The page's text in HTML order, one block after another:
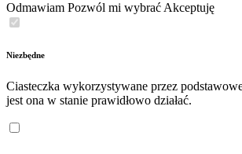
Odmawiam Pozwól mi wybrać Akceptuję
Niezbędne
Ciasteczka wykorzystywane przez
jest ona w stanie prawidłowo działać.